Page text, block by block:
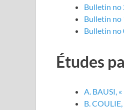
Bulletin no
Bulletin no
Bulletin no
Études
A. BAUSI,
B.